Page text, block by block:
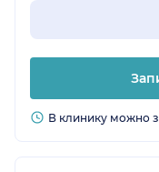
В клинику можно